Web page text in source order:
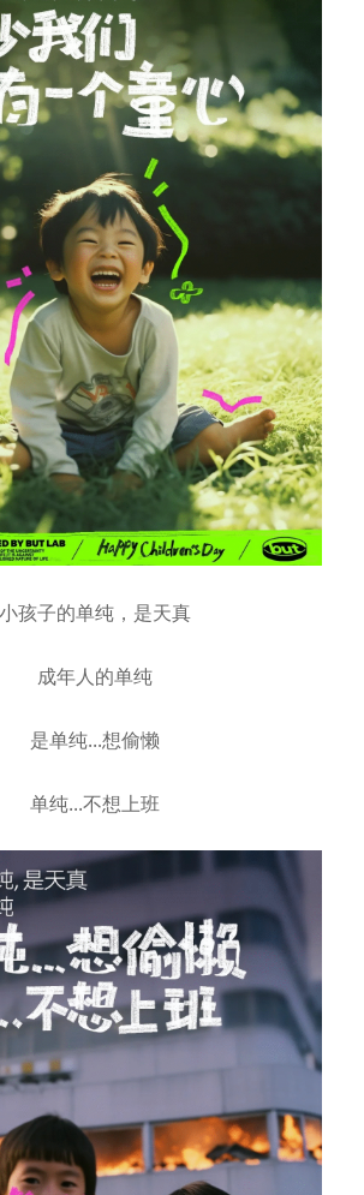
小孩子的单纯，是天真
成年人的单纯
是单纯...想偷懒
单纯...不想上班